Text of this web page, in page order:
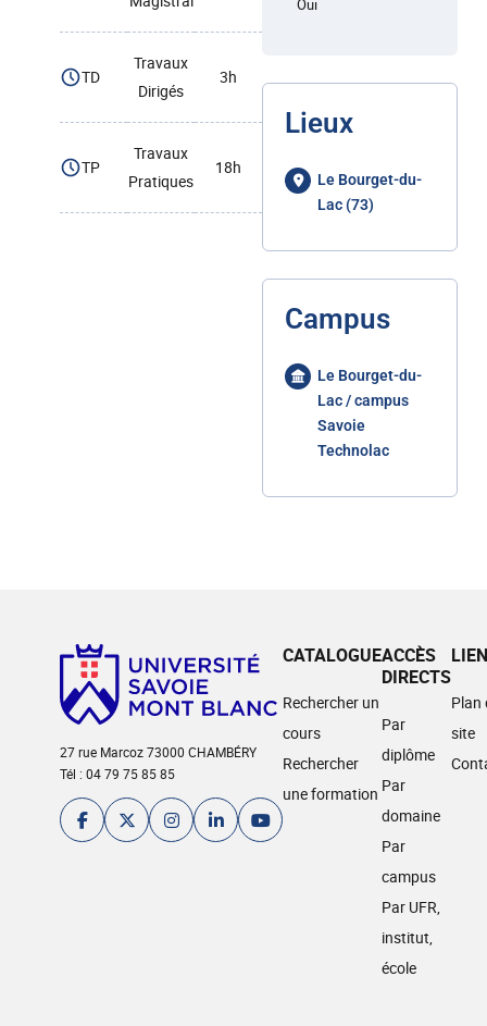
TD
Travaux
Dirigés
3h
TP
Travaux
Pratiques
18h
Oui
Lieux
Le Bourget-du-
Lac (73)
Campus
Le Bourget-du-
Lac / campus
Savoie
Technolac
27 rue Marcoz 73000 CHAMBÉRY
Tél : 04 79 75 85 85
CATALOGUE
Rechercher un
cours
Rechercher
une formation
ACCÈS
DIRECTS
Par
diplôme
Par
domaine
Par
campus
Par UFR,
institut,
école
Plan
site